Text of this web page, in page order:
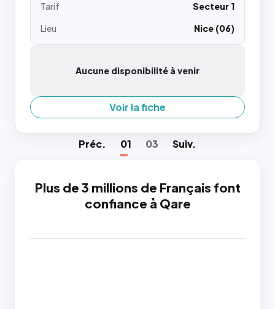
Tarif
Secteur 1
Lieu
Nice (06)
Aucune disponibilité à venir
Voir la fiche
Préc. 01 03 Suiv.
Plus de 3 millions de Français font
confiance à Qare